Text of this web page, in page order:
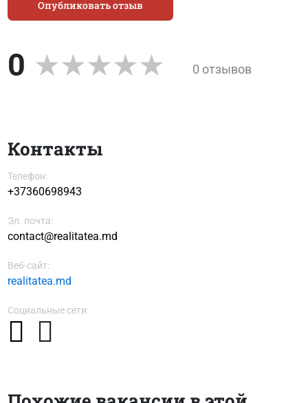
Опубликовать отзыв
0 0 отзывов
Контакты
Телефон:
+37360698943
Эл. почта:
contact@realitatea.md
Веб-сайт:
realitatea.md
Социальные сети: